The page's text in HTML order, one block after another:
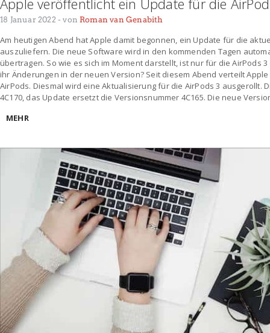
18 Januar 2022 - von Roman van Genabith
Am heutigen Abend hat Apple damit begonnen, ein Update für die
auszuliefern. Die neue Software wird in den kommenden Tagen
übertragen. So wie es sich im Moment darstellt, ist nur für die AirPods
ihr Änderungen in der neuen Version? Seit diesem Abend verteilt
AirPods. Diesmal wird eine Aktualisierung für die AirPods 3 ausgerollt.
4C170, das Update ersetzt die Versionsnummer 4C165. Die neue
MEHR